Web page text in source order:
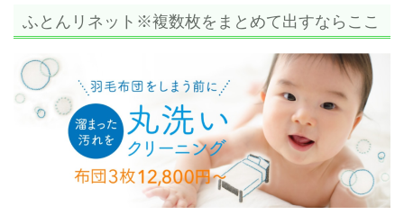
ふとんリネット※複数枚をまとめて出すならここ